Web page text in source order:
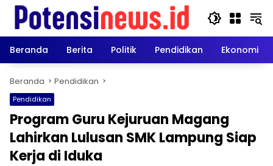
Langsung
konten
Beranda
Berita Politik Pendidikan Ekonomi
Beranda Pendidikan
Pendidikan
Program Guru Kejuruan Magang
Lahirkan Lulusan SMK Lampung Siap
Kerja di Iduka